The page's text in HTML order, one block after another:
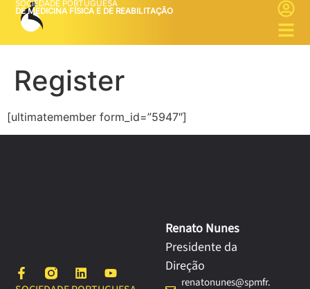
SOCIEDADE PORTUGUESA
DE MEDICINA FÍSICA E DE REABILITAÇÃO
Register
[ultimatemember form_id=”5947″]
Renato Nunes
Presidente da
Direção
renatonunes@spmfr.